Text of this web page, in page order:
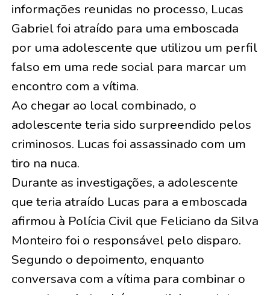
informações reunidas no processo, Lucas
Gabriel foi atraído para uma emboscada
por uma adolescente que utilizou um perfil
falso em uma rede social para marcar um
encontro com a vítima.
Ao chegar ao local combinado, o
adolescente teria sido surpreendido pelos
criminosos. Lucas foi assassinado com um
tiro na nuca.
Durante as investigações, a adolescente
que teria atraído Lucas para a emboscada
afirmou à Polícia Civil que Feliciano da Silva
Monteiro foi o responsável pelo disparo.
Segundo o depoimento, enquanto
conversava com a vítima para combinar o